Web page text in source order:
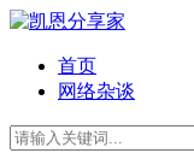
首页
网络杂谈